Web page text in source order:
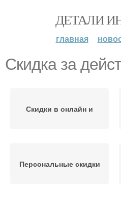
ДЕТАЛИ
главная
Скидка за
Скидки в онлайн и
Персональные скидки